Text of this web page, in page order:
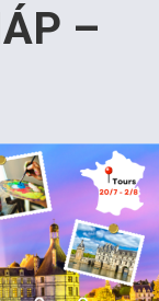
VI
FR
–